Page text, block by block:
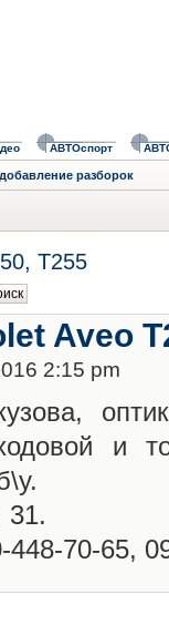
АВТОспорт
разборок
T255
Aveo
2:15 pm
и
31.
70-65,